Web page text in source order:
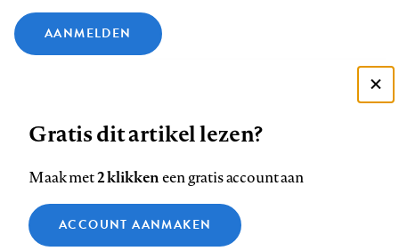
mailadres
AANMELDEN
ons
op
Facebook
ons
op
LinkedIn
ons
op
Bluesky
ons
op
Instagram
ons
op
YouTube
ons
Footer
Contact Colofon Disclaimer Privacy
Medische vragen verdienen
Zie onze cookie policy
Analytische cookies
Gratis dit artikel lezen?
Maak met2 klikkeneen gratis account aan
ACCOUNT AANMAKEN